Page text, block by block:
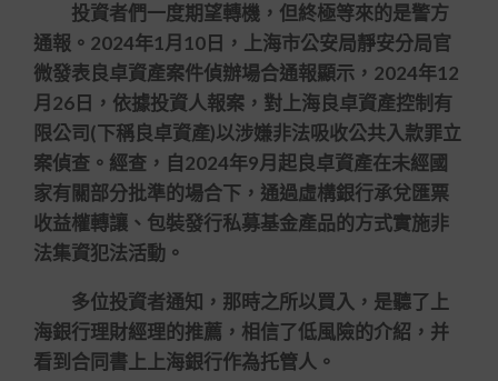
投資者們一度期望轉機，但終極等來的是警方
通報。2024年1月10日，上海市公安局靜安分局官
微發表良卓資產案件偵辦場合通報顯示，2024年12
月26日，依據投資人報案，對上海良卓資產控制有
限公司(下稱良卓資產)以涉嫌非法吸收公共入款罪立
案偵查。經查，自2024年9月起良卓資產在未經國
家有關部分批準的場合下，通過虛構銀行承兌匯票
收益權轉讓、包裝發行私募基金產品的方式實施非
法集資犯法活動。
多位投資者通知，那時之所以買入，是聽了上
海銀行理財經理的推薦，相信了低風險的介紹，并
看到合同書上上海銀行作為托管人。